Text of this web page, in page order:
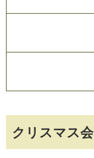
クリスマス会